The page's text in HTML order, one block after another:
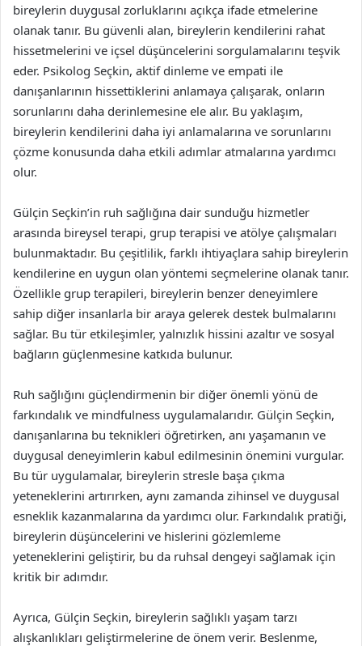
bireylerin duygusal zorluklarını açıkça ifade etmelerine
olanak tanır. Bu güvenli alan, bireylerin kendilerini rahat
hissetmelerini ve içsel düşüncelerini sorgulamalarını teşvik
eder. Psikolog Seçkin, aktif dinleme ve empati ile
danışanlarının hissettiklerini anlamaya çalışarak, onların
sorunlarını daha derinlemesine ele alır. Bu yaklaşım,
bireylerin kendilerini daha iyi anlamalarına ve sorunlarını
çözme konusunda daha etkili adımlar atmalarına yardımcı
olur.
Gülçin Seçkin’in ruh sağlığına dair sunduğu hizmetler
arasında bireysel terapi, grup terapisi ve atölye çalışmaları
bulunmaktadır. Bu çeşitlilik, farklı ihtiyaçlara sahip bireylerin
kendilerine en uygun olan yöntemi seçmelerine olanak tanır.
Özellikle grup terapileri, bireylerin benzer deneyimlere
sahip diğer insanlarla bir araya gelerek destek bulmalarını
sağlar. Bu tür etkileşimler, yalnızlık hissini azaltır ve sosyal
bağların güçlenmesine katkıda bulunur.
Ruh sağlığını güçlendirmenin bir diğer önemli yönü de
farkındalık ve mindfulness uygulamalarıdır. Gülçin Seçkin,
danışanlarına bu teknikleri öğretirken, anı yaşamanın ve
duygusal deneyimlerin kabul edilmesinin önemini vurgular.
Bu tür uygulamalar, bireylerin stresle başa çıkma
yeteneklerini artırırken, aynı zamanda zihinsel ve duygusal
esneklik kazanmalarına da yardımcı olur. Farkındalık pratiği,
bireylerin düşüncelerini ve hislerini gözlemleme
yeteneklerini geliştirir, bu da ruhsal dengeyi sağlamak için
kritik bir adımdır.
Ayrıca, Gülçin Seçkin, bireylerin sağlıklı yaşam tarzı
alışkanlıkları geliştirmelerine de önem verir. Beslenme,